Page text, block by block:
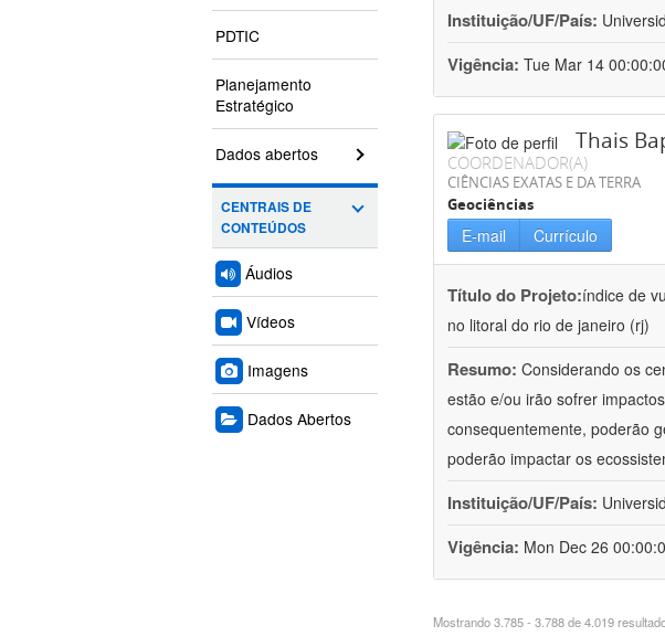
PDTIC
Planejamento
Estratégico
Dados abertos
CENTRAIS DE
CONTEÚDOS
Áudios
Vídeos
Imagens
Dados Abertos
Instituição/UF/País:
Vigência: Tue Mar 14
Thais
COORDENADOR(A)
CIÊNCIAS EXATAS E DA TERRA
Geociências
E-mail Currículo
Título do Projeto:índice de
no litoral do rio de janeiro (rj)
Resumo: Considerando os
estão e/ou irão sofrer
consequentemente, poderão
poderão impactar os
Instituição/UF/País:
Vigência: Mon Dec 26
Mostrando 3.785 - 3.788 de 4.019